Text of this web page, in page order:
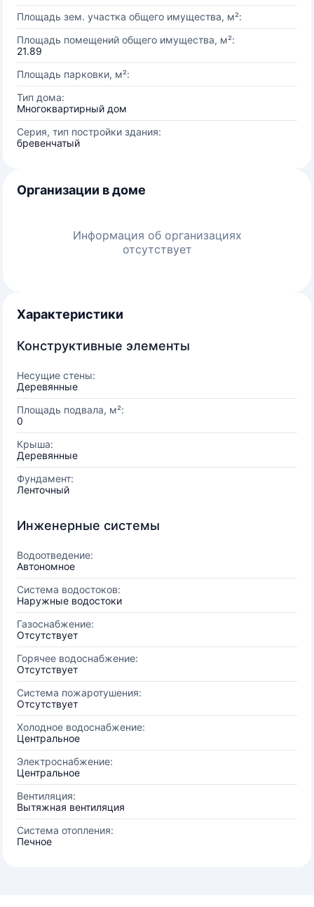
Площадь зем. участка общего имущества, м²:
Площадь помещений общего имущества, м²:
21.89
Площадь парковки, м²:
Тип дома:
Многоквартирный дом
Серия, тип постройки здания:
бревенчатый
Организации в доме
Информация об организациях
отсутствует
Характеристики
Конструктивные элементы
Несущие стены:
Деревянные
Площадь подвала, м²:
0
Крыша:
Деревянные
Фундамент:
Ленточный
Инженерные системы
Водоотведение:
Автономное
Система водостоков:
Наружные водостоки
Газоснабжение:
Отсутствует
Горячее водоснабжение:
Отсутствует
Система пожаротушения:
Отсутствует
Холодное водоснабжение:
Центральное
Электроснабжение:
Центральное
Вентиляция:
Вытяжная вентиляция
Система отопления:
Печное